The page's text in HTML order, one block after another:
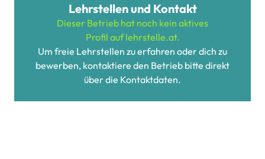
Lehrstellen und Kontakt
Dieser Betrieb hat noch kein aktives
Profil auf lehrstelle.at.
Um freie Lehrstellen zu erfahren oder dich zu
bewerben, kontaktiere den Betrieb bitte direkt
über die Kontaktdaten.